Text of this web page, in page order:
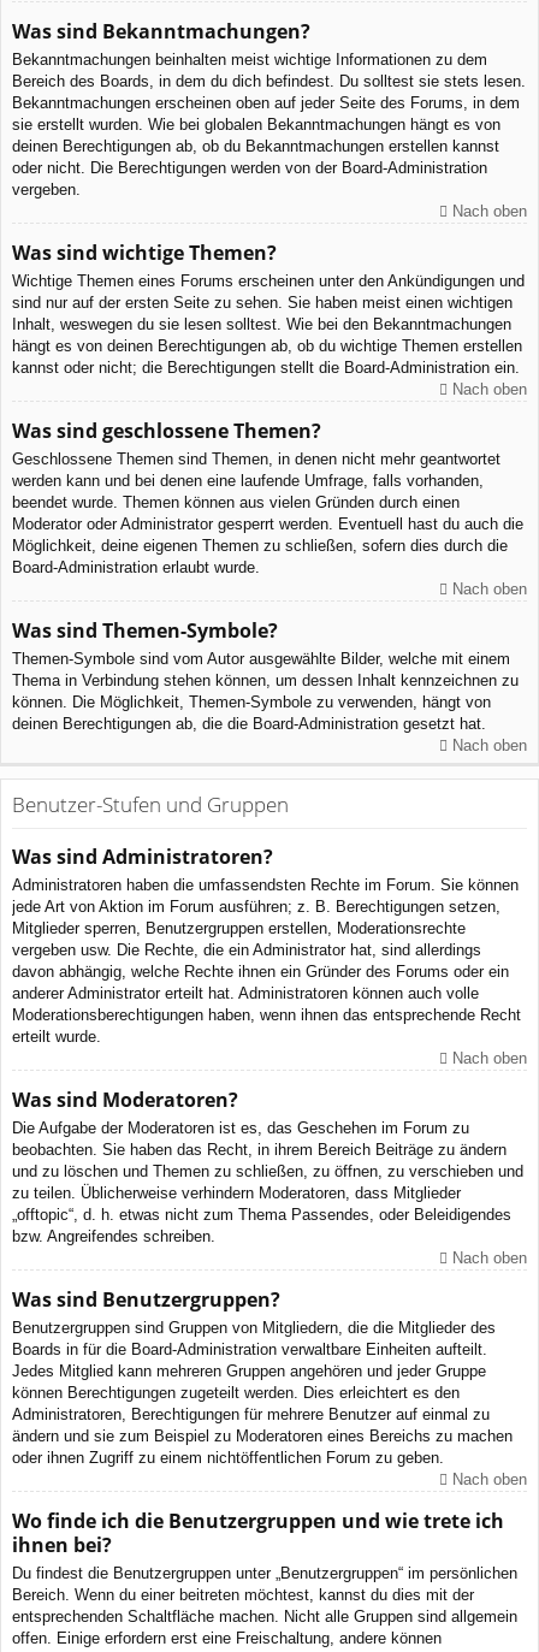
Was sind Bekanntmachungen?
Bekanntmachungen beinhalten meist wichtige Informationen zu dem
Bereich des Boards, in dem du dich befindest. Du solltest sie stets lesen.
Bekanntmachungen erscheinen oben auf jeder Seite des Forums, in dem
sie erstellt wurden. Wie bei globalen Bekanntmachungen hängt es von
deinen Berechtigungen ab, ob du Bekanntmachungen erstellen kannst
oder nicht. Die Berechtigungen werden von der Board-Administration
vergeben.
Nach oben
Was sind wichtige Themen?
Wichtige Themen eines Forums erscheinen unter den Ankündigungen und
sind nur auf der ersten Seite zu sehen. Sie haben meist einen wichtigen
Inhalt, weswegen du sie lesen solltest. Wie bei den Bekanntmachungen
hängt es von deinen Berechtigungen ab, ob du wichtige Themen erstellen
kannst oder nicht; die Berechtigungen stellt die Board-Administration ein.
Nach oben
Was sind geschlossene Themen?
Geschlossene Themen sind Themen, in denen nicht mehr geantwortet
werden kann und bei denen eine laufende Umfrage, falls vorhanden,
beendet wurde. Themen können aus vielen Gründen durch einen
Moderator oder Administrator gesperrt werden. Eventuell hast du auch die
Möglichkeit, deine eigenen Themen zu schließen, sofern dies durch die
Board-Administration erlaubt wurde.
Nach oben
Was sind Themen-Symbole?
Themen-Symbole sind vom Autor ausgewählte Bilder, welche mit einem
Thema in Verbindung stehen können, um dessen Inhalt kennzeichnen zu
können. Die Möglichkeit, Themen-Symbole zu verwenden, hängt von
deinen Berechtigungen ab, die die Board-Administration gesetzt hat.
Nach oben
Benutzer-Stufen und Gruppen
Was sind Administratoren?
Administratoren haben die umfassendsten Rechte im Forum. Sie können
jede Art von Aktion im Forum ausführen; z. B. Berechtigungen setzen,
Mitglieder sperren, Benutzergruppen erstellen, Moderationsrechte
vergeben usw. Die Rechte, die ein Administrator hat, sind allerdings
davon abhängig, welche Rechte ihnen ein Gründer des Forums oder ein
anderer Administrator erteilt hat. Administratoren können auch volle
Moderationsberechtigungen haben, wenn ihnen das entsprechende Recht
erteilt wurde.
Nach oben
Was sind Moderatoren?
Die Aufgabe der Moderatoren ist es, das Geschehen im Forum zu
beobachten. Sie haben das Recht, in ihrem Bereich Beiträge zu ändern
und zu löschen und Themen zu schließen, zu öffnen, zu verschieben und
zu teilen. Üblicherweise verhindern Moderatoren, dass Mitglieder
„offtopic“, d. h. etwas nicht zum Thema Passendes, oder Beleidigendes
bzw. Angreifendes schreiben.
Nach oben
Was sind Benutzergruppen?
Benutzergruppen sind Gruppen von Mitgliedern, die die Mitglieder des
Boards in für die Board-Administration verwaltbare Einheiten aufteilt.
Jedes Mitglied kann mehreren Gruppen angehören und jeder Gruppe
können Berechtigungen zugeteilt werden. Dies erleichtert es den
Administratoren, Berechtigungen für mehrere Benutzer auf einmal zu
ändern und sie zum Beispiel zu Moderatoren eines Bereichs zu machen
oder ihnen Zugriff zu einem nichtöffentlichen Forum zu geben.
Nach oben
Wo finde ich die Benutzergruppen und wie trete ich
ihnen bei?
Du findest die Benutzergruppen unter „Benutzergruppen“ im persönlichen
Bereich. Wenn du einer beitreten möchtest, kannst du dies mit der
entsprechenden Schaltfläche machen. Nicht alle Gruppen sind allgemein
offen. Einige erfordern erst eine Freischaltung, andere können